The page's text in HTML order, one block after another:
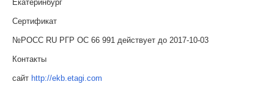
Екатеринбург
Сертификат
№РОСС RU РГР ОС 66 991 действует до 2017-10-03
Контакты
сайт http://ekb.etagi.com